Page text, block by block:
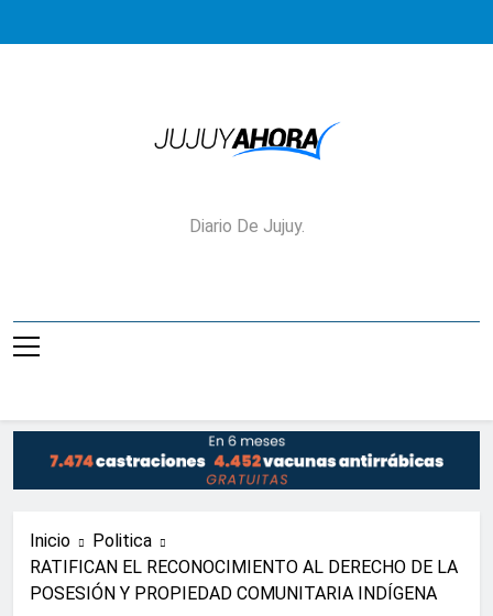
Jujuy Ahora!
Diario De Jujuy.
Inicio
Politica
RATIFICAN EL RECONOCIMIENTO AL DERECHO DE LA
POSESIÓN Y PROPIEDAD COMUNITARIA INDÍGENA